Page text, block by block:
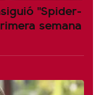
"Spider-
semana